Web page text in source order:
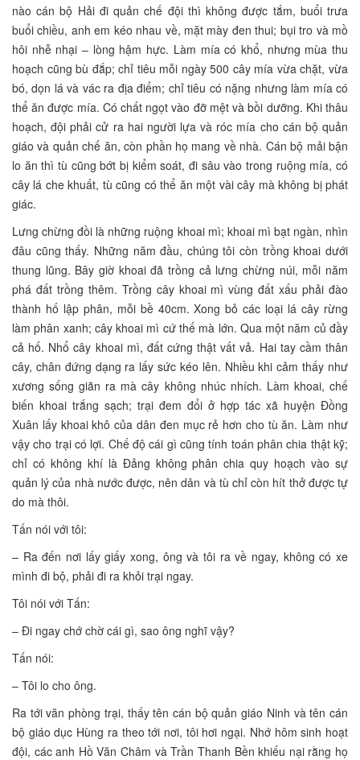
nào cán bộ Hải đi quản chế đội thì không được tắm, buổi trưa
buổi chiều, anh em kéo nhau về, mặt mày đen thui; bụi tro và mồ
hôi nhễ nhại – lòng hậm hực. Làm mía có khổ, nhưng mùa thu
hoạch cũng bù đắp; chỉ tiêu mỗi ngày 500 cây mía vừa chặt, vừa
bó, dọn lá và vác ra địa điểm; chỉ tiêu có nặng nhưng làm mía có
thể ăn được mía. Có chất ngọt vào đỡ mệt và bồi dưỡng. Khi thâu
hoạch, đội phải cử ra hai người lựa và róc mía cho cán bộ quản
giáo và quản chế ăn, còn phần họ mang về nhà. Cán bộ mải bận
lo ăn thì tù cũng bớt bị kiểm soát, đi sâu vào trong ruộng mía, có
cây lá che khuất, tù cũng có thể ăn một vài cây mà không bị phát
giác.
Lưng chừng đồi là những ruộng khoai mì; khoai mì bạt ngàn, nhìn
đâu cũng thấy. Những năm đầu, chúng tôi còn trồng khoai dưới
thung lũng. Bây giờ khoai đã trồng cả lưng chừng núi, mỗi năm
phá đất trồng thêm. Trồng cây khoai mì vùng đất xấu phải đào
thành hố lập phân, mỗi bề 40cm. Xong bỏ các loại lá cây rừng
làm phân xanh; cây khoai mì cứ thế mà lớn. Qua một năm củ đầy
cả hố. Nhổ cây khoai mì, đất cứng thật vất vả. Hai tay cầm thân
cây, chân đứng dạng ra lấy sức kéo lên. Nhiều khi cảm thấy như
xương sống giãn ra mà cây không nhúc nhích. Làm khoai, chế
biến khoai trắng sạch; trại đem đổi ở hợp tác xã huyện Đồng
Xuân lấy khoai khô của dân đen mục rẻ hơn cho tù ăn. Làm như
vậy cho trại có lợi. Chế độ cái gì cũng tính toán phân chia thật kỹ;
chỉ có không khí là Đảng không phân chia quy hoạch vào sự
quản lý của nhà nước được, nên dân và tù chỉ còn hít thở được tự
do mà thôi.
Tấn nói với tôi:
– Ra đến nơi lấy giấy xong, ông và tôi ra về ngay, không có xe
mình đi bộ, phải đi ra khỏi trại ngay.
Tôi nói với Tấn:
– Đi ngay chớ chờ cái gì, sao ông nghĩ vậy?
Tấn nói:
– Tôi lo cho ông.
Ra tới văn phòng trại, thấy tên cán bộ quản giáo Ninh và tên cán
bộ giáo dục Hùng ra theo tới nơi, tôi hơi ngại. Nhớ hôm sinh hoạt
đội, các anh Hồ Văn Châm và Trần Thanh Bền khiếu nại rằng họ